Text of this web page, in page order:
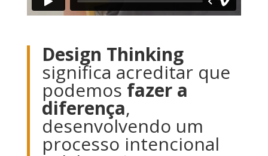
Design Thinking
significa acreditar que
podemos fazer a
diferença,
desenvolvendo um
processo intencional